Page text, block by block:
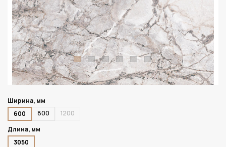
Ширина, мм
600
800
1200
Длина, мм
3050